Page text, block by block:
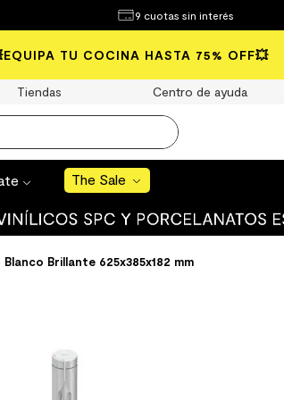
9 cuotas sin interés
TU COCINA HASTA 75% OFF💥
Tiendas Centro de ayuda
The Sale
Sale
¿Qué estás buscando?
Brillante 625x385x182 mm